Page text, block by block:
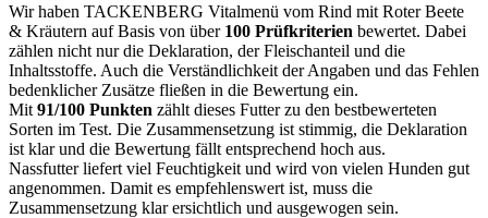
Wir haben TACKENBERG Vitalmenü vom Rind mit Roter Beete
& Kräutern auf Basis von über 100 Prüfkriterien bewertet. Dabei
zählen nicht nur die Deklaration, der Fleischanteil und die
Inhaltsstoffe. Auch die Verständlichkeit der Angaben und das Fehlen
bedenklicher Zusätze fließen in die Bewertung ein.
Mit 91/100 Punkten zählt dieses Futter zu den bestbewerteten
Sorten im Test. Die Zusammensetzung ist stimmig, die Deklaration
ist klar und die Bewertung fällt entsprechend hoch aus.
Nassfutter liefert viel Feuchtigkeit und wird von vielen Hunden gut
angenommen. Damit es empfehlenswert ist, muss die
Zusammensetzung klar ersichtlich und ausgewogen sein.